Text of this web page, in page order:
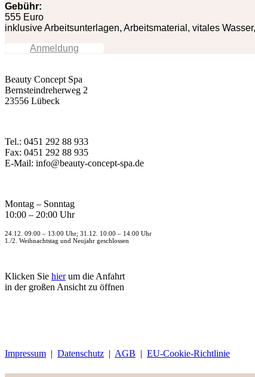
Gebühr:
555 Euro
inklusive Arbeitsunterlagen, Arbeitsmaterial, vitales
Anmeldung
Beauty Concept Spa
Bernsteindreherweg 2
23556 Lübeck
Tel.: 0451 292 88 933
Fax: 0451 292 88 935
E-Mail: info@beauty-concept-spa.de
Montag – Sonntag
10:00 – 20:00 Uhr
24.12. 09:00 – 13:00 Uhr; 31.12. 10:00 – 14:00 Uhr
1./2. Weihnachtstag und Neujahr geschlossen
Klicken Sie hierum die Anfahrt
in der großen Ansicht zu öffnen
Impressum | Datenschutz | AGB | EU-Cookie-Richtlinie